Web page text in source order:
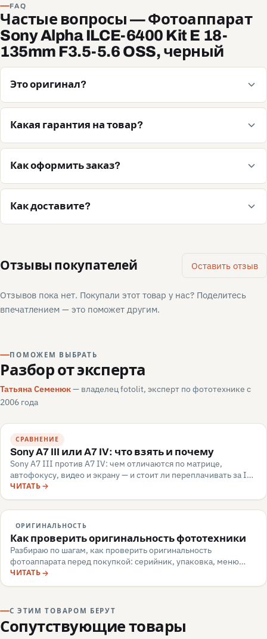
FAQ
Частые вопросы — Фотоаппарат
Sony Alpha ILCE-6400 Kit E 18-
135mm F3.5-5.6 OSS, черный
Это оригинал?
Какая гарантия на товар?
Как оформить заказ?
Как доставите?
Отзывы покупателей Оставить отзыв
Отзывов пока нет. Покупали этот товар у нас? Поделитесь
впечатлением — это поможет другим.
ПОМОЖЕМ ВЫБРАТЬ
Разбор от эксперта
Татьяна Семенюк— владелец fotolit, эксперт по фототехнике с
2006 года
СРАВНЕНИЕ
Sony A7 III или A7 IV: что взять и почему
Sony A7 III против A7 IV: чем отличаются по матрице,
автофокусу, видео и экрану — и стоит ли переплачивать за IV.
Разбор для апгрейдера, июнь 2026.
ЧИТАТЬ
ОРИГИНАЛЬНОСТЬ
Как проверить оригинальность фототехники
Разбираю по шагам, как проверить оригинальность
фотоаппарата перед покупкой: серийник, упаковка, меню
камеры, маркировка, документы — и какие красные флаги
говорят о подделке или сером импорте.
ЧИТАТЬ
С ЭТИМ ТОВАРОМ БЕРУТ
Сопутствующие товары